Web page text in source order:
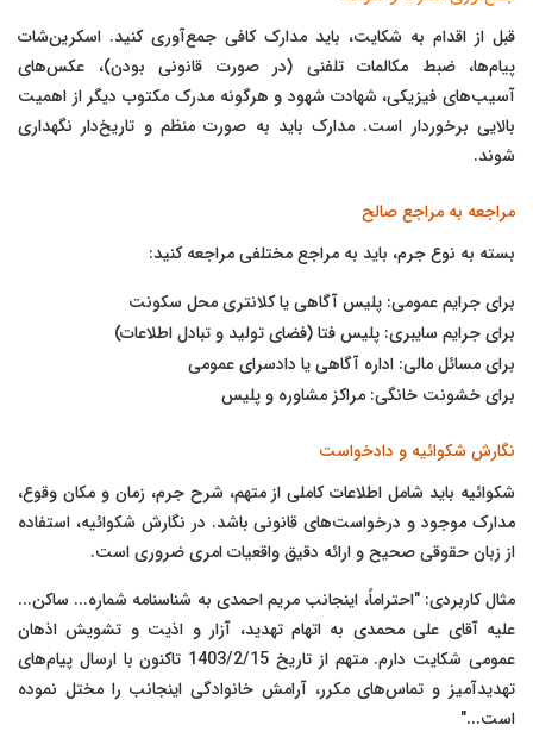
قبل از اقدام به شکایت، باید مدارک کافی جمع‌آوری کنید. اسکرین‌شات
پیام‌ها، ضبط مکالمات تلفنی (در صورت قانونی بودن)، عکس‌های
آسیب‌های فیزیکی، شهادت شهود و هرگونه مدرک مکتوب دیگر از اهمیت
بالایی برخوردار است. مدارک باید به صورت منظم و تاریخ‌دار نگهداری
شوند.
مراجعه به مراجع صالح
بسته به نوع جرم، باید به مراجع مختلفی مراجعه کنید:
برای جرایم عمومی: پلیس آگاهی یا کلانتری محل سکونت
برای جرایم سایبری: پلیس فتا (فضای تولید و تبادل اطلاعات)
برای مسائل مالی: اداره آگاهی یا دادسرای عمومی
برای خشونت خانگی: مراکز مشاوره و پلیس
نگارش شکوائیه و دادخواست
شکوائیه باید شامل اطلاعات کاملی از متهم، شرح جرم، زمان و مکان وقوع،
مدارک موجود و درخواست‌های قانونی باشد. در نگارش شکوائیه، استفاده
از زبان حقوقی صحیح و ارائه دقیق واقعیات امری ضروری است.
مثال کاربردی: "احتراماً، اینجانب مریم احمدی به شناسنامه شماره... ساکن...
علیه آقای علی محمدی به اتهام تهدید، آزار و اذیت و تشویش اذهان
عمومی شکایت دارم. متهم از تاریخ 1403/2/15 تاکنون با ارسال پیام‌های
تهدیدآمیز و تماس‌های مکرر، آرامش خانوادگی اینجانب را مختل نموده
است..."